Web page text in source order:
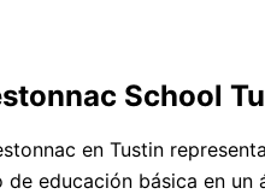
School
en Tustin
educación básica en